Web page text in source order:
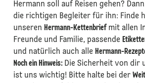
Hermann soll auf Reisen gehen?
die richtigen Begleiter für ihn: Finde
unseren Hermann-Kettenbriefmit allen
Freunde und Familie, passende
und natürlich auch alle Hermann-
Noch ein Hinweis: Die Sicherheit von dir
ist uns wichtig! Bitte halte bei der